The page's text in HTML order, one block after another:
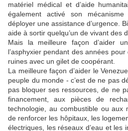
matériel médical et d’aide
également activé son
déployer une assistance d’urgence.
aide à sortir quelqu’un de vivant des
Mais la meilleure façon d’aider
l’asphyxier pendant des années
ruines avec un gilet de coopérant.
La meilleure façon d’aider le
peuple du monde - c’est de ne pas
pas bloquer ses ressources, de ne
financement, aux pièces de
technologie, au combustible ou aux
de renforcer les hôpitaux, les
électriques, les réseaux d’eau et les